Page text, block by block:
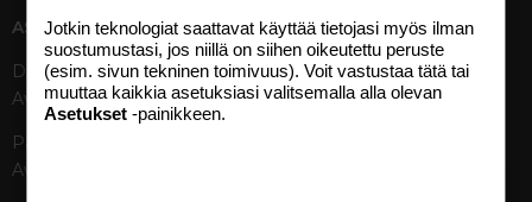
ASIAKASPALVELU
Digipalvelut (09) 156 6227
Avoinna ma–pe 8–19
Painettu lehti (09) 156 665
Avoinna ma–pe 8–19
MEDIATIEDOT
Tekniset tiedot, aikataulut ja
ilmoitushinnat
Jotkin teknologiat saattavat käyttää tietojasi myös ilman
suostumustasi, jos niillä on siihen oikeutettu peruste
(esim. sivun tekninen toimivuus). Voit vastustaa tätä tai
muuttaa kaikkia asetuksiasi valitsemalla alla olevan
Asetukset -painikkeen.